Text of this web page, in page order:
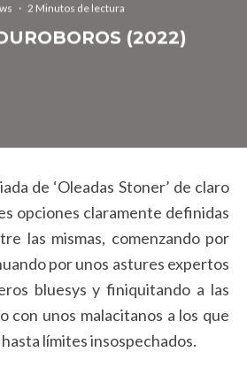
· 2 Minutos de lectura
(2022)
de ‘Oleadas Stoner’ de claro
opciones claramente definidas
las mismas, comenzando por
por unos astures expertos
bluesys y finiquitando a las
con unos malacitanos a los que
límites insospechados.